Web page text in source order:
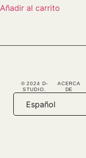
Añadir al carrito
Español
© 2024 D-
STUDIO.
ACERCA
DE